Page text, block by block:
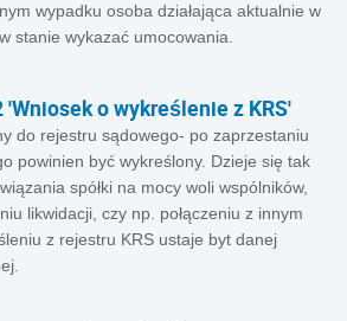
wypadku osoba działająca aktualnie w
stanie wykazać umocowania.
'Wniosek o wykreślenie z KRS'
do rejestru sądowego- po zaprzestaniu
powinien być wykreślony. Dzieje się tak
spółki na mocy woli wspólników,
likwidacji, czy np. połączeniu z innym
z rejestru KRS ustaje byt danej